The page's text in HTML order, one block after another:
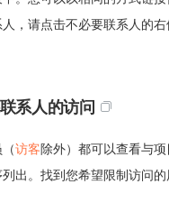
，请点击不必要联系人的右
系人的访问
访客除外）都可以查看与
出。找到您希望限制访问